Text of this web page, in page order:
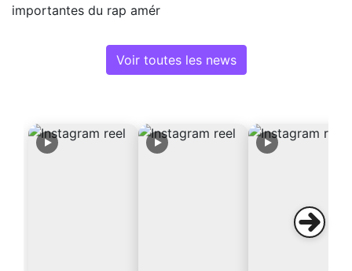
importantes du rap amér
Voir toutes les news